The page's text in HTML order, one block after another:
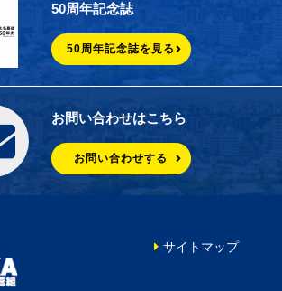
50周年記念誌
50周年記念誌を見る
お問い合わせはこちら
お問い合わせする
サイトマップ